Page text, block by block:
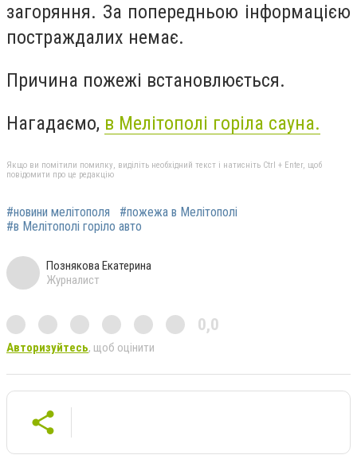
загоряння. За попередньою інформацією
постраждалих немає.
Причина пожежі встановлюється.
Нагадаємо, в Мелітополі горіла сауна.
Якщо ви помітили помилку, виділіть необхідний текст і натисніть Ctrl + Enter, щоб
повідомити про це редакцію
#новини мелітополя
#пожежа в Мелітополі
#в Мелітополі горіло авто
Познякова Екатерина
Журналист
0,0
Авторизуйтесь, щоб оцінити